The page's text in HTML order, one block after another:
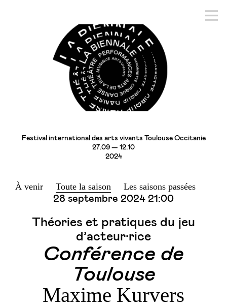
Festival international des arts vivants Toulouse Occitanie
27.09 — 12.10
2024
À venir Toute la saison
Les saisons passées
28 septembre 2024 21:00
Théories et pratiques du jeu
d’acteur·rice
Conférence de
Toulouse
Maxime Kurvers